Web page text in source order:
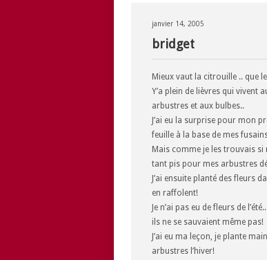
janvier 14, 2005
bridget
Mieux vaut la citrouille .. que
Y’a plein de lièvres qui
arbustres et aux bulbes..
J’ai eu la surprise pour mon
feuille à la base de mes
Mais comme je les trouvais si
tant pis pour mes arbustres
J’ai ensuite planté des fleurs
en raffolent!
Je n’ai pas eu de fleurs de
ils ne se sauvaient même pas!
J’ai eu ma leçon, je plante
arbustres l’hiver!